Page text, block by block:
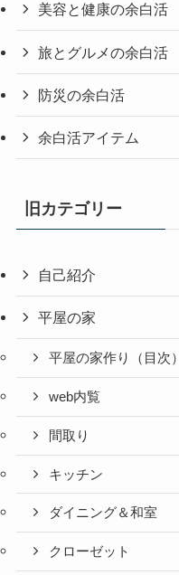
美容と健康の余白活
旅とグルメの余白活
防災の余白活
余白活アイテム
旧カテゴリー
自己紹介
平屋の家
平屋の家作り（目次）
web内覧
間取り
キッチン
ダイニング＆和室
クローゼット